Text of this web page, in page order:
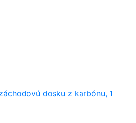
dosku z karbónu, 1